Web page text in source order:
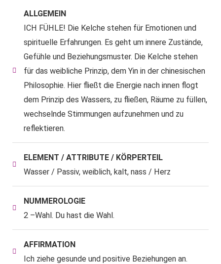
ALLGEMEIN
ICH FÜHLE! Die Kelche stehen für Emotionen und
spirituelle Erfahrungen. Es geht um innere Zustände,
Gefühle und Beziehungsmuster. Die Kelche stehen
für das weibliche Prinzip, dem Yin in der chinesischen
Philosophie. Hier fließt die Energie nach innen flogt
dem Prinzip des Wassers, zu fließen, Räume zu füllen,
wechselnde Stimmungen aufzunehmen und zu
reflektieren.
ELEMENT / ATTRIBUTE / KÖRPERTEIL
Wasser / Passiv, weiblich, kalt, nass / Herz
NUMMEROLOGIE
2 –Wahl. Du hast die Wahl.
AFFIRMATION
Ich ziehe gesunde und positive Beziehungen an.